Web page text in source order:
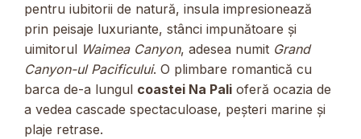
pentru iubitorii de natură, insula impresionează
prin peisaje luxuriante, stânci impunătoare și
uimitorul Waimea Canyon, adesea numit Grand
Canyon-ul Pacificului. O plimbare romantică cu
barca de-a lungul coastei Na Pali oferă ocazia de
a vedea cascade spectaculoase, peșteri marine și
plaje retrase.